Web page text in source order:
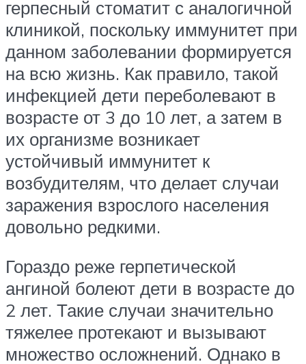
герпесный стоматит с аналогичной
клиникой, поскольку иммунитет при
данном заболевании формируется
на всю жизнь. Как правило, такой
инфекцией дети переболевают в
возрасте от 3 до 10 лет, а затем в
их организме возникает
устойчивый иммунитет к
возбудителям, что делает случаи
заражения взрослого населения
довольно редкими.
Гораздо реже герпетической
ангиной болеют дети в возрасте до
2 лет. Такие случаи значительно
тяжелее протекают и вызывают
множество осложнений. Однако в